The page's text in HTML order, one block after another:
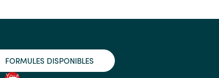
FORMULES DISPONIBLES
Yout